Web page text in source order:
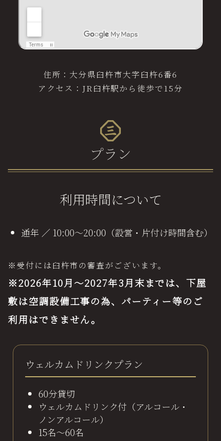
住所：大分県臼杵市大字臼杵6番6
アクセス：JR臼杵駅から徒歩で15分
プラン
利用時間について
通年 ／ 10:00～20:00（設営・片付け時間含む）
※受付には臼杵市の審査がございます。
※2026年10月～2027年3月末までは、下屋
敷は空調設備工事の為、パーティー等のご
利用はできません。
ウェルカムドリンクプラン
60分貸切
ウェルカムドリンク付（アルコール・
ノンアルコール）
15名～60名